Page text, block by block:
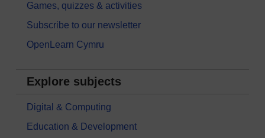
Games, quizzes & activities
Subscribe to our newsletter
OpenLearn Cymru
Explore subjects
Digital & Computing
Education & Development